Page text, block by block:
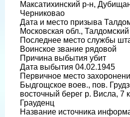
Максатихинский р-н,
Черниковао
Дата и место призыва
Московская обл.,
Последнее место службы
Воинское звание рядовой
Причина выбытия убит
Дата выбытия 04.02.1945
Первичное место
Быдгощское воев., пов.
восточный берег р. Висла, 7
Грауденц
Название источника